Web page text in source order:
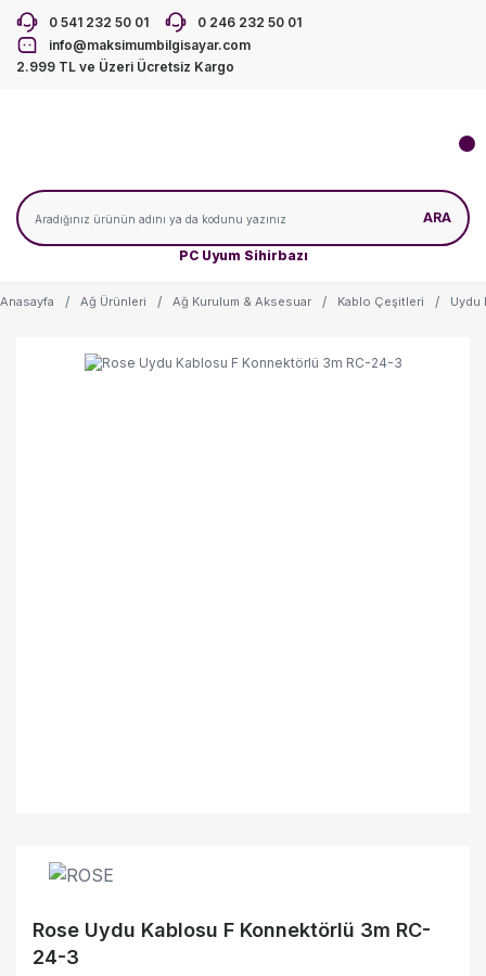
0 541 232 50 01
0 246 232 50 01
info@maksimumbilgisayar.com
2.999 TL ve Üzeri Ücretsiz Kargo
PC Uyum Sihirbazı
ARA
Anasayfa Ağ Ürünleri Ağ Kurulum & Aksesuar Kablo Çeşitleri Uydu
Rose Uydu Kablosu F Konnektörlü 3m RC-
24-3